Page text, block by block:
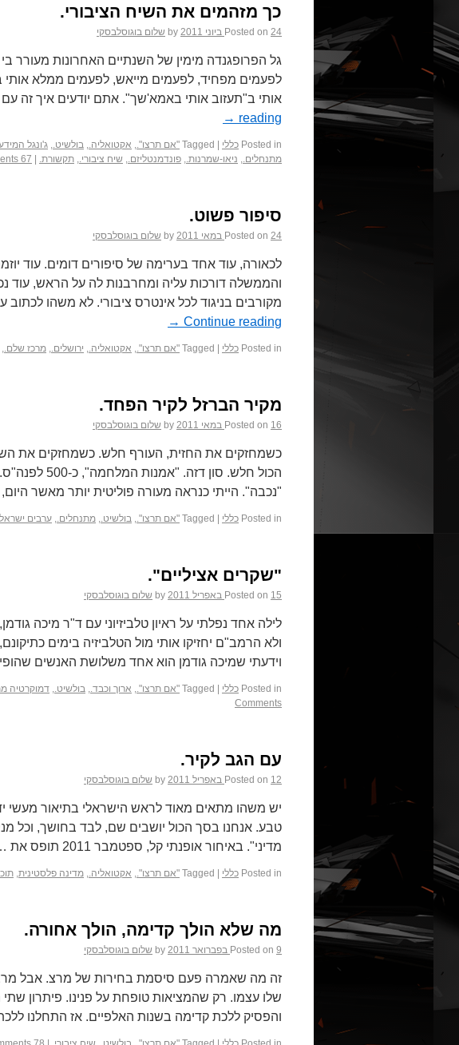
כך מזהמים את השיח הציבורי.
Posted on 24 ביוני 2011 by שלום בוגוסלבסקי
גל הפרופגנדה מימין של השנתיים האחרונות מעורר
לפעמים מפחיד, לפעמים מייאש, לפעמים ממלא אותי
אותי ב"תעזוב אותי באמא'שך". אתם יודעים איך זה
reading
→
Posted in כללי Tagged "אם תרצו"., אקטואליה., בולשיט., ג'ונגל
מתנחלים., ניאו-שמרנות., פונדמנטליזם., שיח ציבורי., תקשורת. 67 Comments
סיפור פשוט.
Posted on 24 במאי 2011 by שלום בוגוסלבסקי
לכאורה, עוד אחד בערימה של סיפורים דומים. עוד
והממשלה דורכות עליה ומחרבנות לה על הראש, עוד
מקורבים בניגוד לכל אינטרס ציבורי. לא משהו
Continue reading
→
Posted in כללי Tagged "אם תרצו"., אקטואליה., ירושלים., מרכז שלם.,
מקיר הברזל לקיר הפחד.
Posted on 16 במאי 2011 by שלום בוגוסלבסקי
כשמחזקים את החזית, העורף חלש. כשמחזקים את
הכול חלש.
"נכבה". הייתי כנראה מעורה פוליטית יותר מאשר
Posted in כללי Tagged "אם תרצו"., בולשיט., מתנחלים., ערבים
"שקרים אציליים".
Posted on 15 באפריל 2011 by שלום בוגוסלבסקי
לילה אחד נפלתי על ראיון טלביזיוני עם ד"ר מיכה
ולא הרמב"ם יחזיקו אותי מול הטלביזיה בימים
וידעתי שמיכה גודמן הוא אחד משלושת האנשים
Posted in כללי Tagged "אם תרצו"., ארוך וכבד., בולשיט., דמוקרטיה
Comments
עם הגב לקיר.
Posted on 12 באפריל 2011 by שלום בוגוסלבסקי
יש משהו מתאים מאוד לראש הישראלי בתיאור מעשי
טבע. אנחנו בסך הכול יושבים שם, לבד בחושך, וכל
מדיני". באיחור אופנתי קל, ספטמבר 2011 תופס את …
Posted in כללי Tagged "אם תרצו"., אקטואליה., מדינה פלסטינית,
מה שלא הולך קדימה, הולך אחורה.
Posted on 9 בפברואר 2011 by שלום בוגוסלבסקי
זה מה שאמרה פעם סיסמת בחירות של מרצ. אבל
שלו עצמו. רק שהמציאות טופחת על פנינו. פיתרון
והפסיק ללכת קדימה בשנות האלפיים. אז התחלנו